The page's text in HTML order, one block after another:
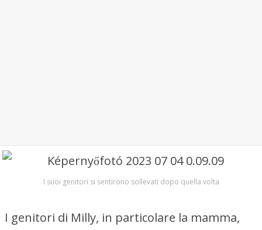
I suoi genitori si sentirono sollevati dopo quella volta
I genitori di Milly, in particolare la mamma,